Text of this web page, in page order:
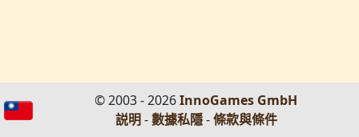
© 2003 - 2026InnoGames GmbH
説明-數據私隱-條款與條件